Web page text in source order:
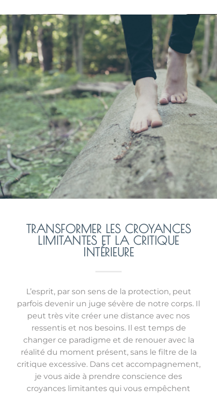
TRANSFORMER LES CROYANCES
LIMITANTES ET LA CRITIQUE
INTÉRIEURE
L’esprit, par son sens de la protection, peut
parfois devenir un juge sévère de notre corps. Il
peut très vite créer une distance avec nos
ressentis et nos besoins. Il est temps de
changer ce paradigme et de renouer avec la
réalité du moment présent, sans le filtre de la
critique excessive. Dans cet accompagnement,
je vous aide à prendre conscience des
croyances limitantes qui vous empêchent